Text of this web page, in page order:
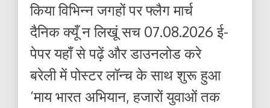
किया विभिन्न जगहों पर फ्लैग मार्च
दैनिक क्यूँ न लिखूं सच 07.08.2026 ई-
पेपर यहाँ से पढ़ें और डाउनलोड करे
बरेली में पोस्टर लॉन्च के साथ शुरू हुआ
‘माय भारत अभियान, हजारों युवाओं तक